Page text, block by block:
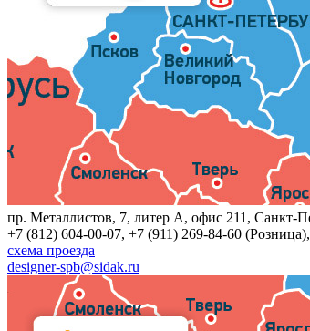
пр. Металлистов, 7, литер A, офис 211, Санкт-
+7 (812) 604-00-07, +7 (911) 269-84-60
схема проезда
designer-spb@sidak.ru